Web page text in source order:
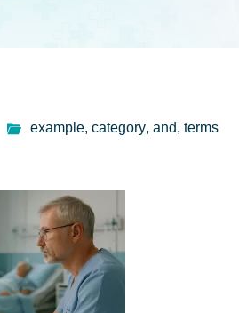
example, category, and, terms